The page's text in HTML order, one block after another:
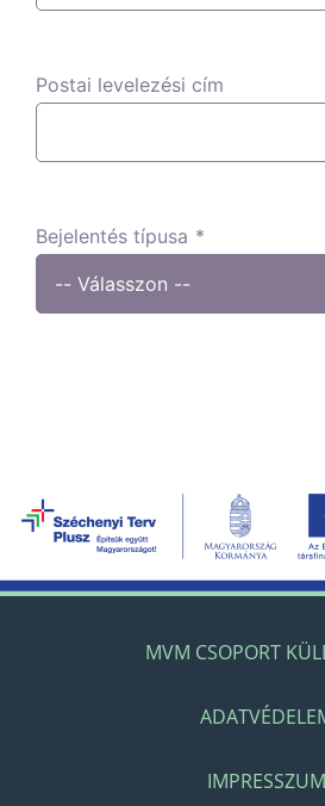
Postai levelezési cím
Bejelentés típusa *
MVM CSOPORT
IMPRESSZUM